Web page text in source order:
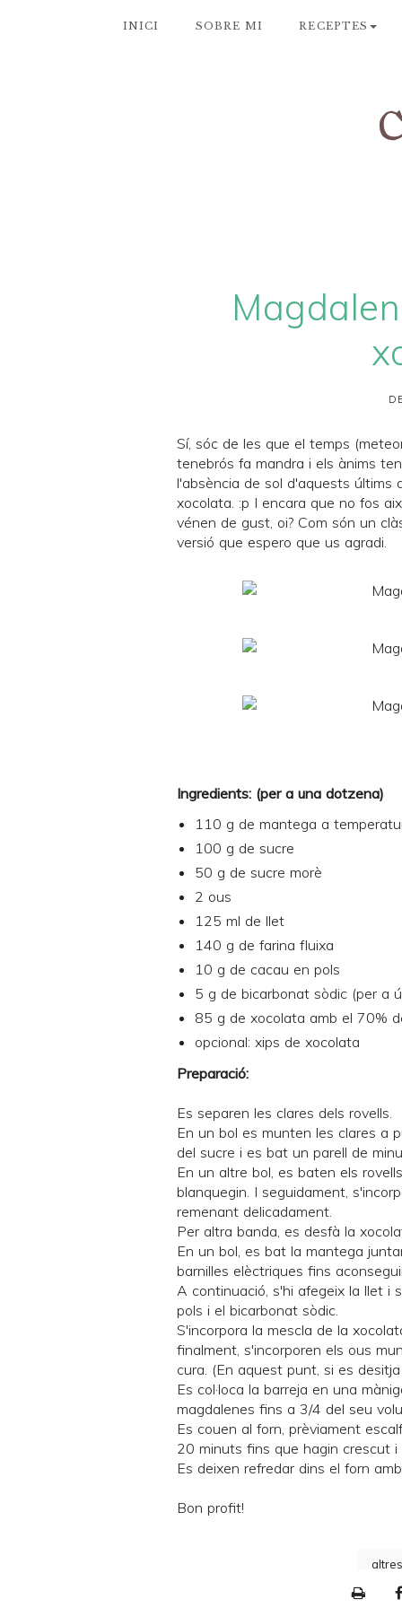
INICI SOBRE MI RECEPTES
Sí, sóc de les que el temps
tenebrós fa mandra i els ànims
l'absència de sol d'aquests últims
xocolata. :p I encara que no fos
vénen de gust, oi? Com són un
versió que espero que us agradi.
Ingredients: (per a una dotzena)
110 g de mantega a
100 g de sucre
50 g de sucre morè
2 ous
125 ml de llet
140 g de farina fluixa
10 g de cacau en pols
5 g de bicarbonat sòdic (per a
85 g de xocolata amb el 70%
opcional: xips de xocolata
Preparació:
Es separen les clares dels rovells.
En un bol es munten les clares a
del sucre i es bat un parell de
En un altre bol, es baten els
blanquegin. I seguidament,
remenant delicadament.
Per altra banda, es desfà la
En un bol, es bat la mantega
barnilles elèctriques fins
A continuació, s'hi afegeix la llet i
pols i el bicarbonat sòdic.
S'incorpora la mescla de la
finalment, s'incorporen els ous
cura. (En aquest punt, si es
Es col·loca la barreja en una
magdalenes fins a 3/4 del seu
Es couen al forn, prèviament
20 minuts fins que hagin crescut
Es deixen refredar dins el forn
Bon profit!